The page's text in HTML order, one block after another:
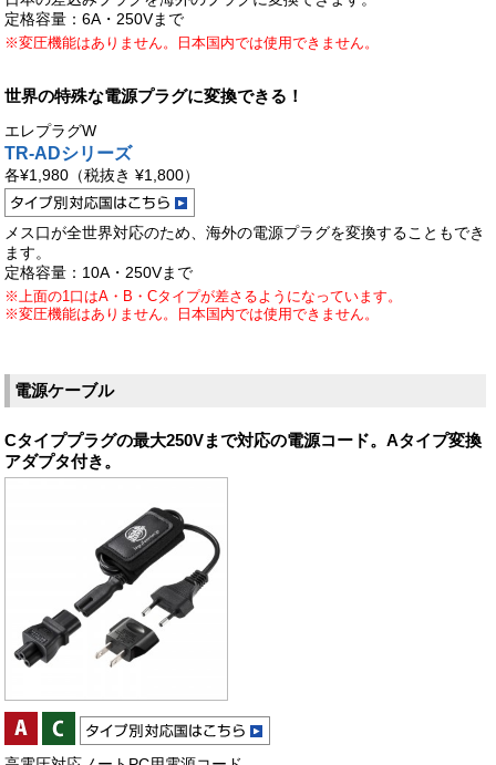
定格容量：6A・250Vまで
※変圧機能はありません。日本国内では使用できません。
世界の特殊な電源プラグに変換できる！
エレプラグW
TR-ADシリーズ
各¥1,980 （税抜き ¥1,800）
メス口が全世界対応のため、海外の電源プラグを変換することもでき
ます。
定格容量：10A・250Vまで
※上面の1口はA・B・Cタイプが差さるようになっています。
※変圧機能はありません。日本国内では使用できません。
電源ケーブル
Cタイププラグの最大250Vまで対応の電源コード。Aタイプ変換
アダプタ付き。